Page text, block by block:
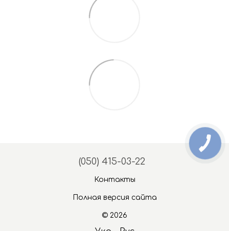
(050) 415-03-22
Контакты
Полная версия сайта
© 2026